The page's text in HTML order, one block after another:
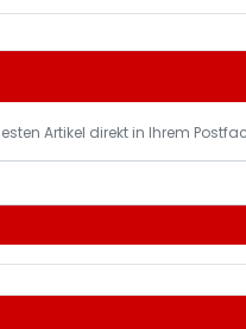
Artikel direkt in Ihrem